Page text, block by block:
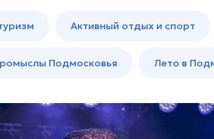
Активный отдых и спорт
Подмосковья Лето в